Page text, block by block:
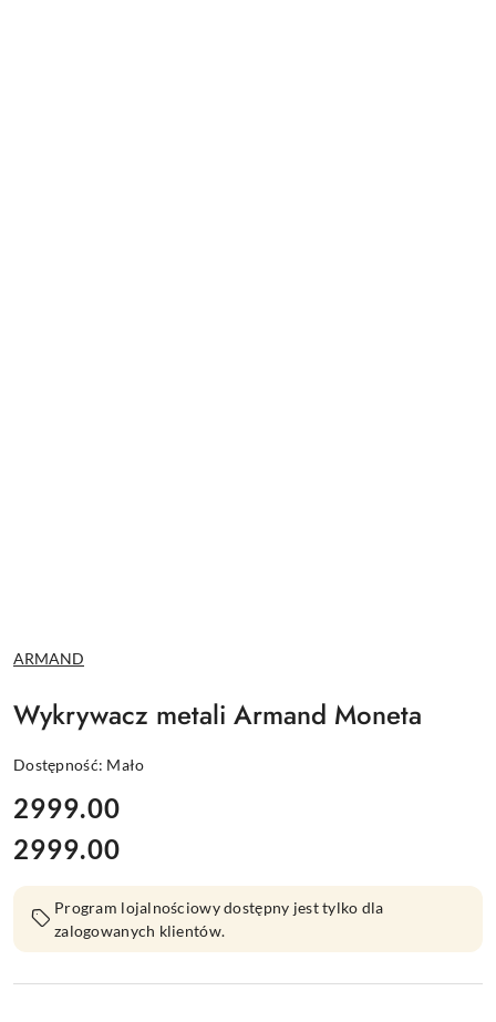
NAZWA
PRODUCENTA:
ARMAND
Wykrywacz metali Armand Moneta
Dostępność: Mało
cena:
2999.00
Cena:
2999.00
Program lojalnościowy dostępny jest tylko dla
zalogowanych klientów.